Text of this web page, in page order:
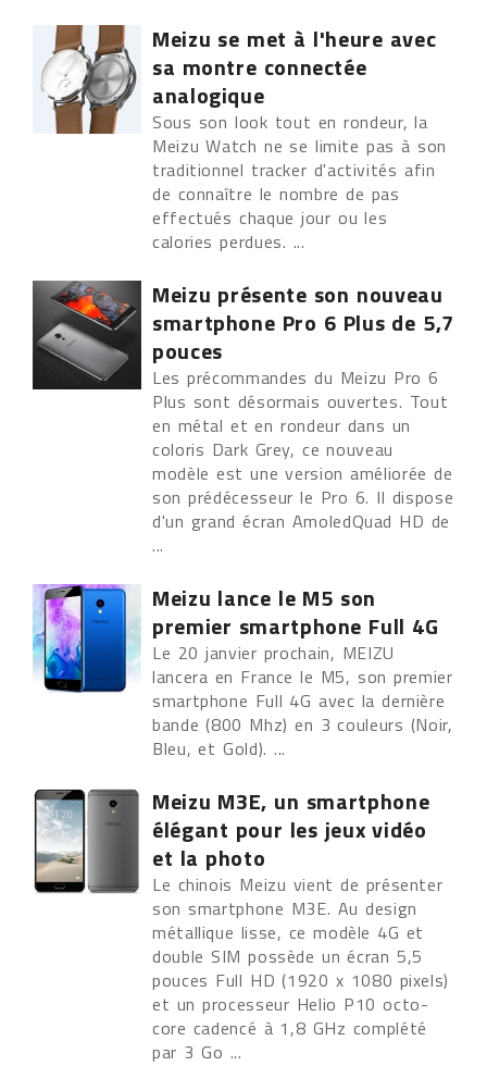
Meizu se met à l'heure avec
sa montre connectée
analogique
Sous son look tout en rondeur, la
Meizu Watch ne se limite pas à son
traditionnel tracker d'activités afin
de connaître le nombre de pas
effectués chaque jour ou les
calories perdues. ...
Meizu présente son nouveau
smartphone Pro 6 Plus de 5,7
pouces
Les précommandes du Meizu Pro 6
Plus sont désormais ouvertes. Tout
en métal et en rondeur dans un
coloris Dark Grey, ce nouveau
modèle est une version améliorée de
son prédécesseur le Pro 6. Il dispose
d'un grand écran AmoledQuad HD de
...
Meizu lance le M5 son
premier smartphone Full 4G
Le 20 janvier prochain, MEIZU
lancera en France le M5, son premier
smartphone Full 4G avec la dernière
bande (800 Mhz) en 3 couleurs (Noir,
Bleu, et Gold). ...
Meizu M3E, un smartphone
élégant pour les jeux vidéo
et la photo
Le chinois Meizu vient de présenter
son smartphone M3E. Au design
métallique lisse, ce modèle 4G et
double SIM possède un écran 5,5
pouces Full HD (1920 x 1080 pixels)
et un processeur Helio P10 octo-
core cadencé à 1,8 GHz complété
par 3 Go ...